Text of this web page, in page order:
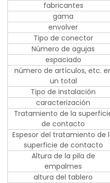
fabricantes
gama
envolver
Tipo de conector
Número de agujas
espaciado
número de artículos, etc.
un total
Tipo de instalación
caracterización
Tratamiento de la
de contacto
Espesor del tratamiento de
superficie de contacto
Altura de la pila de
empalmes
altura del tablero